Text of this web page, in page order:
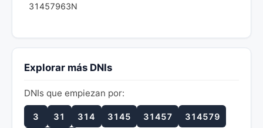
31457963N
Explorar más DNIs
DNIs que empiezan por:
3 31 314 3145 31457 314579